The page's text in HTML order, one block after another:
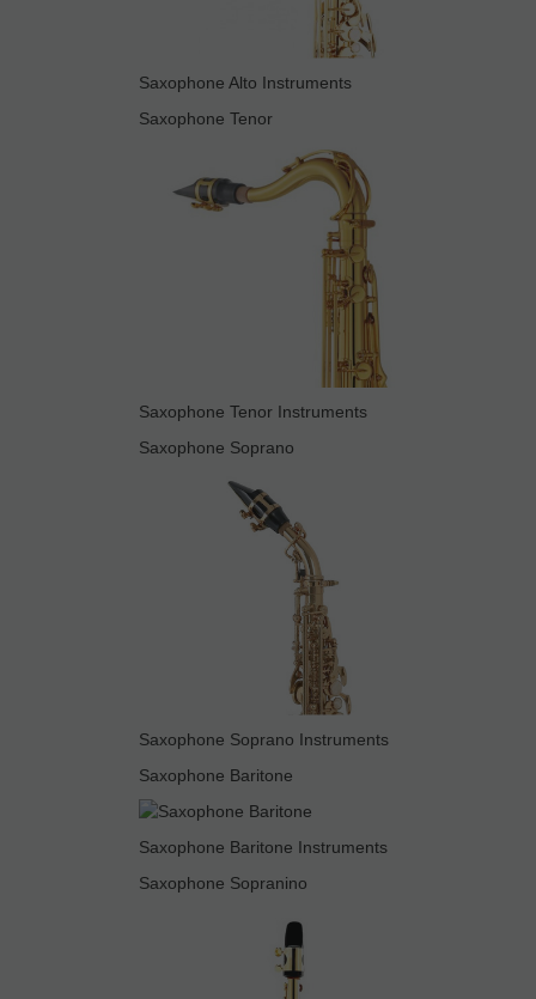
Saxophone Alto Instruments
Saxophone Tenor
Saxophone Tenor Instruments
Saxophone Soprano
Saxophone Soprano Instruments
Saxophone Baritone
Saxophone Baritone Instruments
Saxophone Sopranino